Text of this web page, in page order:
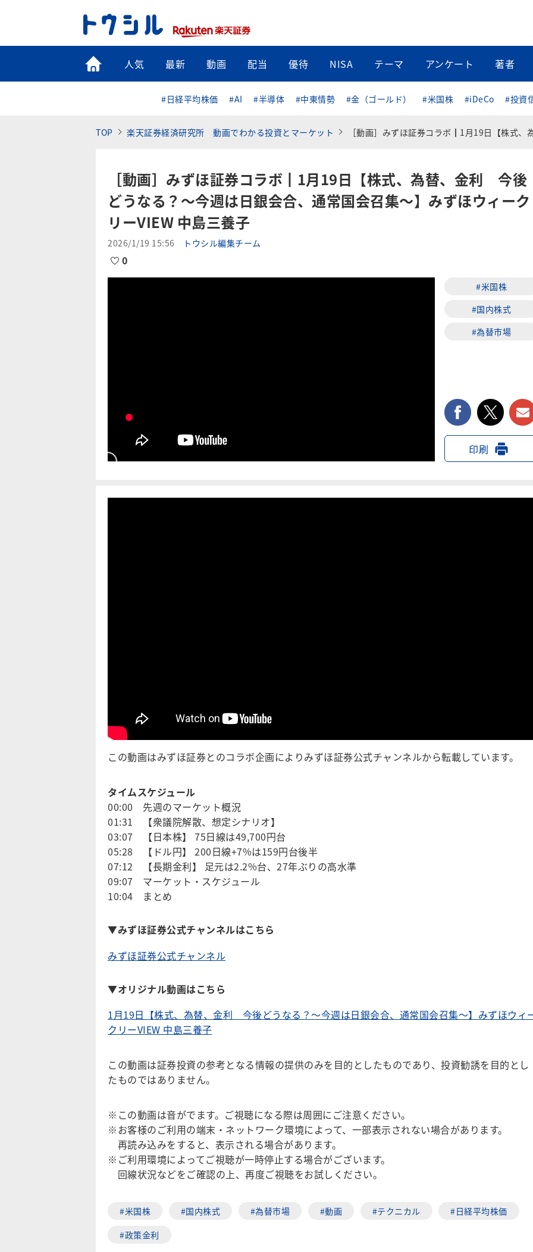
トップ
人気 最新 動画 配当 優待 NISA テーマ アンケート 著者
#日経平均株価 #AI #半導体 #中東情勢 #金（ゴールド） #米国株 #iDeCo #投資
TOP 楽天証券経済研究所 動画でわかる投資とマーケット ［動画］みずほ証券コラボ┃1月19日【株式、為替、金利 今後どうなる？～今週は日銀会合、通常国会召集～】みずほウィークリーVIEW 中島三
［動画］みずほ証券コラボ┃1月19日【株式、為替、金利 今後
どうなる？～今週は日銀会合、通常国会召集～】みずほウィーク
リーVIEW 中島三養子
2026/1/19 15:56 トウシル編集チーム
0
#米国株
#国内株式
#為替市場
facebook
印刷
この動画はみずほ証券とのコラボ企画によりみずほ証券公式チャンネルから転載しています。
タイムスケジュール
00:00 先週のマーケット概況
01:31 【衆議院解散、想定シナリオ】
03:07 【日本株】 75日線は49,700円台
05:28 【ドル円】 200日線+7%は159円台後半
07:12 【長期金利】 足元は2.2%台、27年ぶりの高水準
09:07 マーケット・スケジュール
10:04 まとめ
▼みずほ証券公式チャンネルはこちら
みずほ証券公式チャンネル
▼オリジナル動画はこちら
1月19日【株式、為替、金利 今後どうなる？～今週は日銀会合、通常国会召集～】みずほウィ
クリーVIEW 中島三養子
この動画は証券投資の参考となる情報の提供のみを目的としたものであり、投資勧誘を目的とし
たものではありません。
※この動画は音がでます。ご視聴になる際は周囲にご注意ください。
※お客様のご利用の端末・ネットワーク環境によって、一部表示されない場合があります。
再読み込みをすると、表示される場合があります。
※ご利用環境によってご視聴が一時停止する場合がございます。
回線状況などをご確認の上、再度ご視聴をお試しください。
#米国株 #国内株式 #為替市場 #動画 #テクニカル
#日経平均株価
#政策金利